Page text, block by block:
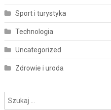
Sport i turystyka
Technologia
Uncategorized
Zdrowie i uroda